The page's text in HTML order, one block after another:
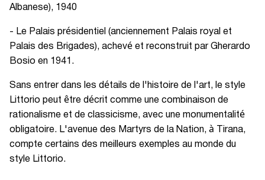
Albanese), 1940
- Le Palais présidentiel (anciennement Palais royal et
Palais des Brigades), achevé et reconstruit par Gherardo
Bosio en 1941.
Sans entrer dans les détails de l'histoire de l'art, le style
Littorio peut être décrit comme une combinaison de
rationalisme et de classicisme, avec une monumentalité
obligatoire. L'avenue des Martyrs de la Nation, à Tirana,
compte certains des meilleurs exemples au monde du
style Littorio.